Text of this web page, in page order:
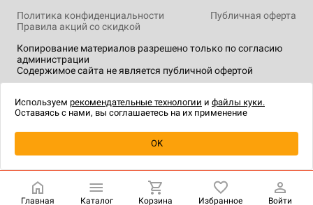
Уведомить о наличии
Копирование материалов разрешено только по согласию
администрации
Содержимое сайта не является публичной офертой
Политика конфиденциальности
Публичная оферта
Правила акций со скидкой
технологии.
Главная Каталог Корзина Избранное Войти
Используем рекомендательные технологии и файлы куки.
Оставаясь с нами, вы соглашаетесь на их применение
OK